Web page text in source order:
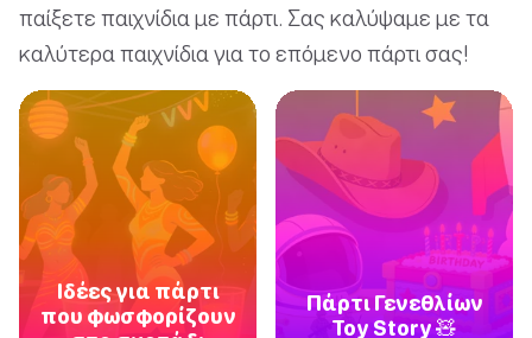
παίξετε παιχνίδια με πάρτι. Σας καλύψαμε με τα
καλύτερα παιχνίδια για το επόμενο πάρτι σας!
Ιδέες για πάρτι
που φωσφορίζουν
Πάρτι Γενεθλίων
Toy Story 🧸